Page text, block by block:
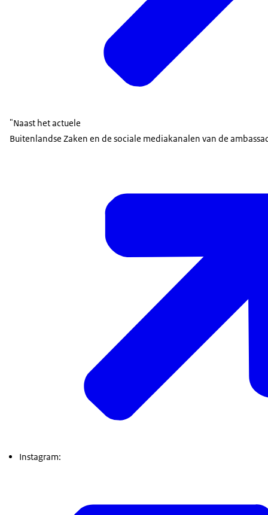
"Naast het actuele
Buitenlandse Zaken en de sociale mediakanalen van de
Instagram: